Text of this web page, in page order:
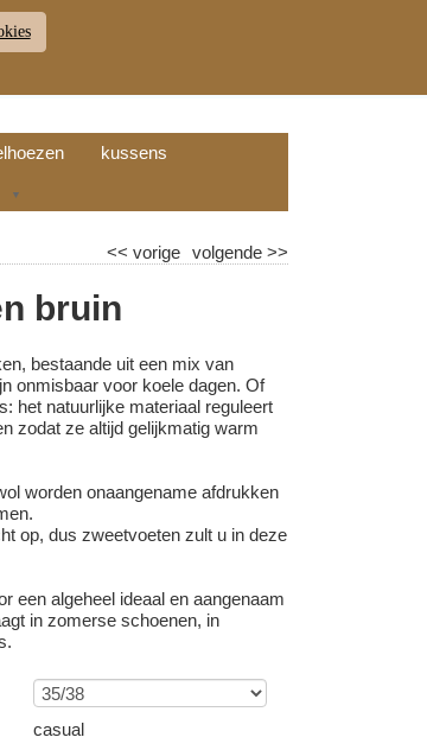
WINKELWAGEN (
kussens
▼
volgende>>
<< vorige
bruin
bestaande uit een mix van
onmisbaar voor koele dagen. Of
het natuurlijke materiaal reguleert
zodat ze altijd gelijkmatig warm
worden onaangename afdrukken
op, dus zweetvoeten zult u in deze
een algeheel ideaal en aangenaam
in zomerse schoenen, in
casual